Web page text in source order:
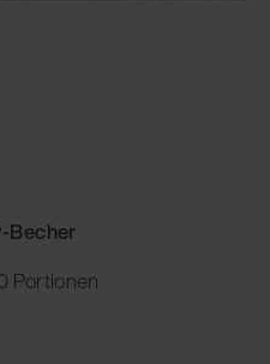
Becher
Portionen